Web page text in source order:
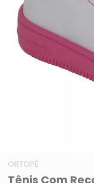
ORTOPÉ
Tênis Com